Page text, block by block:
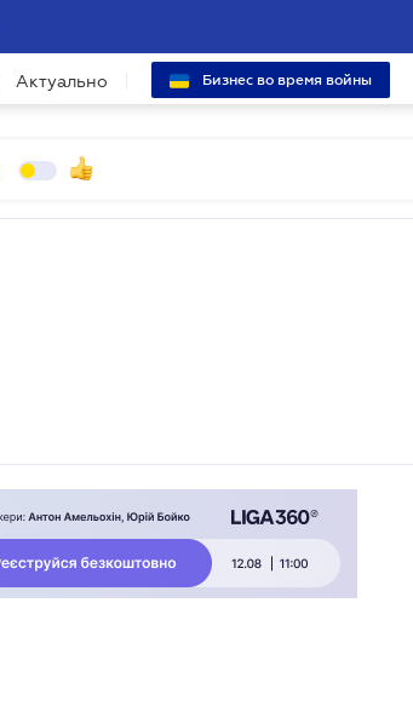
Актуально Бизнес во время войны